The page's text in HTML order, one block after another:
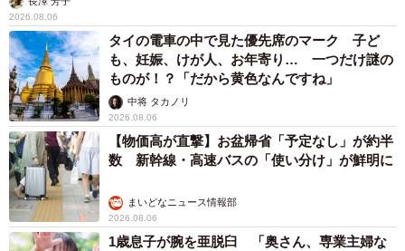
2026.08.06
タイの電車の中で見た優先席のマーク 子ど
も、妊娠、けが人、お年寄り… 一つだけ謎の
ものが！？「だから黄色なんですね」
中将 タカノリ
2026.08.06
【物価高が直撃】お盆帰省「予定なし」が約半
数 新幹線・高速バスの「使い分け」が鮮明に
まいどなニュース情報部
2026.08.06
1歳息子が腕を亜脱臼 「奥さん、専業主婦な